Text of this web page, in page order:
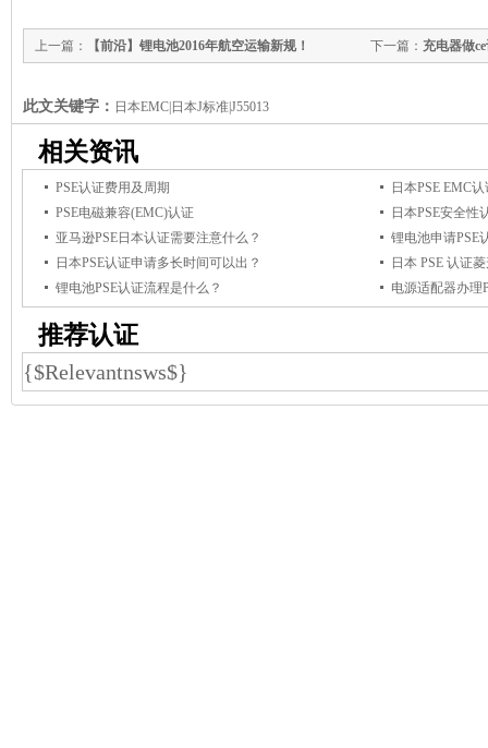
下一篇： 充电器做
上一篇： 【前沿】锂电池2016年航空运输新规！
此文关键字： 日本EMC|日本J标准|J55013
相关资讯
PSE认证费用及周期
日本PSE EMC认
PSE电磁兼容(EMC)认证
日本PSE安全性
亚马逊PSE日本认证需要注意什么？
锂电池申请PSE
日本PSE认证申请多长时间可以出？
日本 PSE 认证
锂电池PSE认证流程是什么？
电源适配器办理
推荐认证
{$Relevantnsws$}